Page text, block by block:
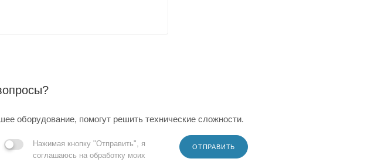
оборудование, помогут решить технические сложности.
Нажимая кнопку "Отправить", я
соглашаюсь на обработку моих
ОТПРАВИТЬ